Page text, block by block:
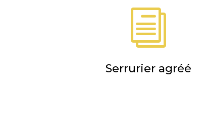
i
Serrurier agréé